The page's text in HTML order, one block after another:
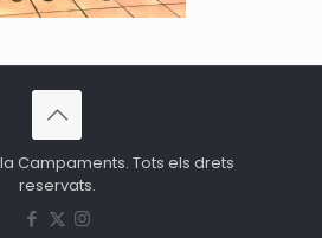
Campaments. Tots els drets
reservats.